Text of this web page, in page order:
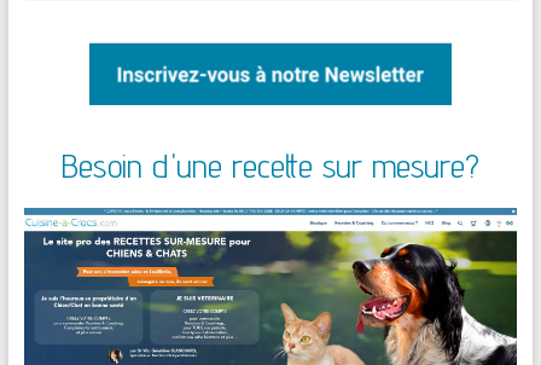
Besoin d'une recette sur mesure?